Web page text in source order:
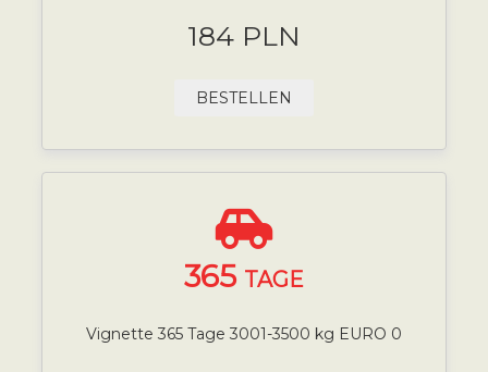
184 PLN
BESTELLEN
365 TAGE
Vignette 365 Tage 3001-3500 kg EURO 0